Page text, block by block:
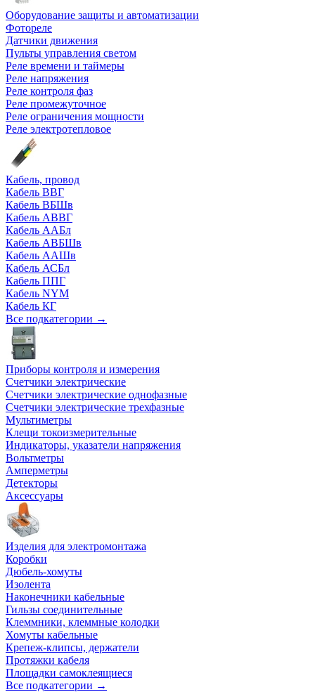
Оборудование защиты и автоматизации
Фотореле
Датчики движения
Пульты управления светом
Реле времени и таймеры
Реле напряжения
Реле контроля фаз
Реле промежуточное
Реле ограничения мощности
Реле электротепловое
Кабель, провод
Кабель ВВГ
Кабель ВБШв
Кабель АВВГ
Кабель ААБл
Кабель АВБШв
Кабель ААШв
Кабель АСБл
Кабель ППГ
Кабель NYM
Кабель КГ
Все подкатегории →
Приборы контроля и измерения
Счетчики электрические
Счетчики электрические однофазные
Счетчики электрические трехфазные
Мультиметры
Клещи токоизмерительные
Индикаторы, указатели напряжения
Вольтметры
Амперметры
Детекторы
Аксессуары
Изделия для электромонтажа
Коробки
Дюбель-хомуты
Изолента
Наконечники кабельные
Гильзы соединительные
Клеммники, клеммные колодки
Хомуты кабельные
Крепеж-клипсы, держатели
Протяжки кабеля
Площадки самоклеящиеся
Все подкатегории →